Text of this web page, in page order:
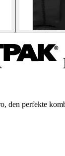
den perfekte